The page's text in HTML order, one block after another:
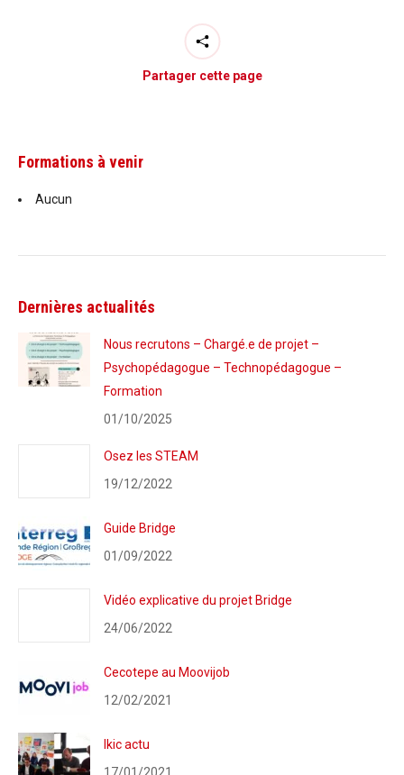
Partager cette page
Formations à venir
Aucun
Dernières actualités
Nous recrutons – Chargé.e de projet –
Psychopédagogue – Technopédagogue –
Formation
01/10/2025
Osez les STEAM
19/12/2022
Guide Bridge
01/09/2022
Vidéo explicative du projet Bridge
24/06/2022
Cecotepe au Moovijob
12/02/2021
Ikic actu